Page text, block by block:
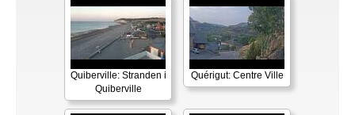
Quiberville: Stranden i
Quiberville
Quérigut: Centre Ville